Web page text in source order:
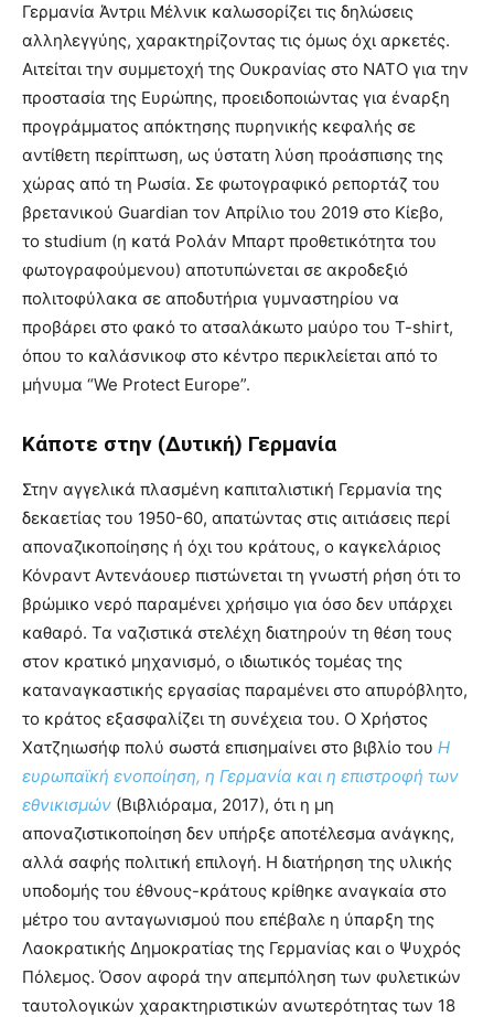
Γερμανία Άντριι Μέλνικ καλωσορίζει τις δηλώσεις
αλληλεγγύης, χαρακτηρίζοντας τις όμως όχι αρκετές.
Αιτείται την συμμετοχή της Ουκρανίας στο ΝΑΤΟ για την
προστασία της Ευρώπης, προειδοποιώντας για έναρξη
προγράμματος απόκτησης πυρηνικής κεφαλής σε
αντίθετη περίπτωση, ως ύστατη λύση προάσπισης της
χώρας από τη Ρωσία. Σε φωτογραφικό ρεπορτάζ του
βρετανικού Guardian τον Απρίλιο του 2019 στο Κίεβο,
το studium (η κατά Ρολάν Μπαρτ προθετικότητα του
φωτογραφούμενου) αποτυπώνεται σε ακροδεξιό
πολιτοφύλακα σε αποδυτήρια γυμναστηρίου να
προβάρει στο φακό το ατσαλάκωτο μαύρο του T-shirt,
όπου το καλάσνικοφ στο κέντρο περικλείεται από το
μήνυμα “We Protect Europe”.
Κάποτε στην (Δυτική) Γερμανία
Στην αγγελικά πλασμένη καπιταλιστική Γερμανία της
δεκαετίας του 1950-60, απατώντας στις αιτιάσεις περί
αποναζικοποίησης ή όχι του κράτους, ο καγκελάριος
Κόνραντ Αντενάουερ πιστώνεται τη γνωστή ρήση ότι το
βρώμικο νερό παραμένει χρήσιμο για όσο δεν υπάρχει
καθαρό. Τα ναζιστικά στελέχη διατηρούν τη θέση τους
στον κρατικό μηχανισμό, ο ιδιωτικός τομέας της
καταναγκαστικής εργασίας παραμένει στο απυρόβλητο,
το κράτος εξασφαλίζει τη συνέχεια του. Ο Χρήστος
Χατζηιωσήφ πολύ σωστά επισημαίνει στο βιβλίο του Η
ευρωπαϊκή ενοποίηση, η Γερμανία και η επιστροφή των
εθνικισμών (Βιβλιόραμα, 2017), ότι η μη
αποναζιστικοποίηση δεν υπήρξε αποτέλεσμα ανάγκης,
αλλά σαφής πολιτική επιλογή. Η διατήρηση της υλικής
υποδομής του έθνους-κράτους κρίθηκε αναγκαία στο
μέτρο του ανταγωνισμού που επέβαλε η ύπαρξη της
Λαοκρατικής Δημοκρατίας της Γερμανίας και ο Ψυχρός
Πόλεμος. Όσον αφορά την απεμπόληση των φυλετικών
ταυτολογικών χαρακτηριστικών ανωτερότητας των 18